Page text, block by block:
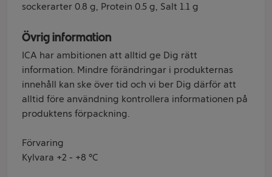
sockerarter 0.8 g, Protein 0.5 g, Salt 1.1 g
Övrig information
ICA har ambitionen att alltid ge Dig rätt
information. Mindre förändringar i produkternas
innehåll kan ske över tid och vi ber Dig därför att
alltid före användning kontrollera informationen på
produktens förpackning.
Förvaring
Kylvara +2 - +8 °C